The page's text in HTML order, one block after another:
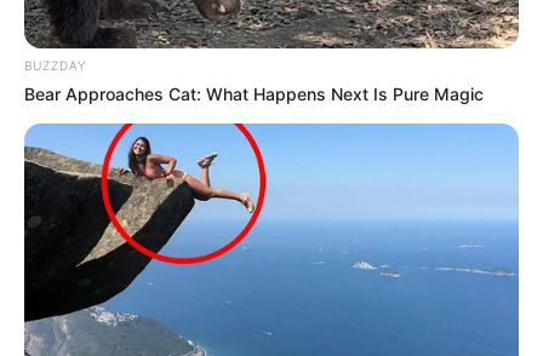
BUZZDAY
Bear Approaches Cat: What Happens Next Is Pure Magic